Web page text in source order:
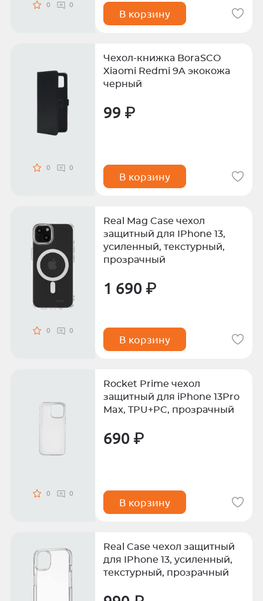
0 0
В корзину
0 0
Чехол-книжка BoraSCO
Xiaomi Redmi 9A экокожа
черный
99 ₽
В корзину
0 0
Real Mag Case чехол
защитный для IPhone 13,
усиленный, текстурный,
прозрачный
1 690 ₽
В корзину
0 0
Rocket Prime чехол
защитный для iPhone 13Prо
Max, TPU+PC, прозрачный
690 ₽
В корзину
Real Case чехол защитный
для IPhone 13, усиленный,
текстурный, прозрачный